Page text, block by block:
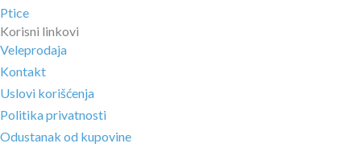
Ptice
Korisni linkovi
Veleprodaja
Kontakt
Uslovi korišćenja
Politika privatnosti
Odustanak od kupovine